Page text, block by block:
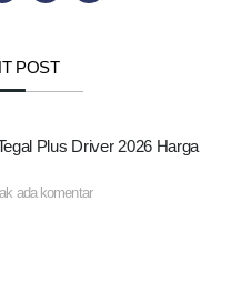
POST
Plus Driver 2026 Harga
ada komentar